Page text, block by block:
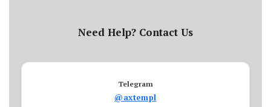
Need Help? Contact Us
Telegram
@axtempl